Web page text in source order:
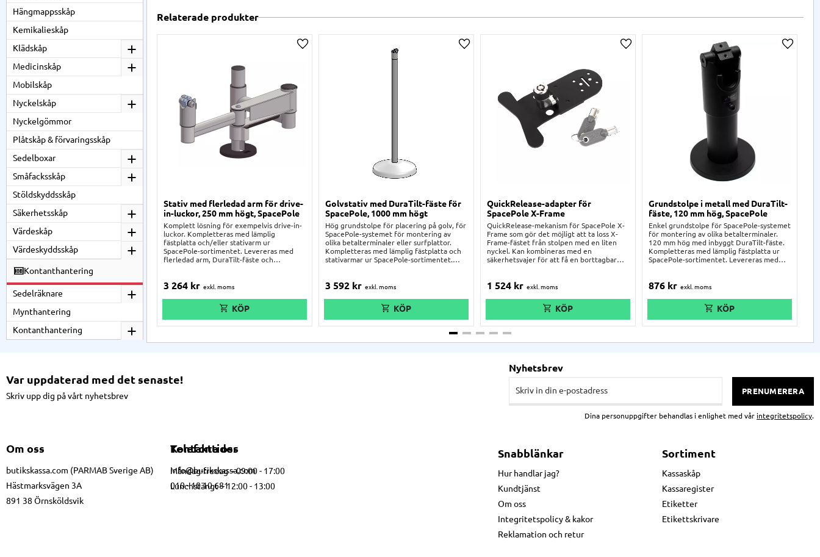
Relaterade produkter
Stativ med flerledad arm för drive-
in-luckor, 250 mm högt, SpacePole
Komplett lösning för exempelvis drive-in-
luckor. Kompletteras med lämplig
fästplatta och/eller stativarm ur
SpacePole-sortimentet. Levereras med
flerledad arm, DuraTilt-fäste och
behändligt dras genom röret.
3 264 kr
Lägg till i önskelista
Golvstativ med DuraTilt-fäste för
SpacePole, 1000 mm högt
Hög grundstolpe för placering på golv, för
SpacePole-systemet för montering av
olika betalterminaler eller surfplattor.
Kompletteras med lämplig fästplatta och
stativarmar ur SpacePole-sortimentet.
3 592 kr
Lägg till i önskelista
QuickRelease-adapter för
SpacePole X-Frame
QuickRelease-mekanism för SpacePole X-
Frame som gör det möjligt att ta loss X-
Frame-fästet från stolpen med en liten
nyckel. Kan kombineras med en
säkerhetsvajer för att få en borttagbar
1 524 kr
Lägg till i önskelista
Grundstolpe i metall med DuraTilt-
fäste, 120 mm hög, SpacePole
Enkel grundstolpe för SpacePole-systemet
för montering av olika betalterminaler.
120 mm hög med inbyggt DuraTilt-fäste.
Kompletteras med lämplig fästplatta ur
SpacePole-sortimentet. Levereras med
876 kr
Lägg
Hängmappsskåp
Kemikalieskåp
Klädskåp
Medicinskåp
Mobilskåp
Nyckelskåp
Nyckelgömmor
Plåtskåp & förvaringsskåp
Sedelboxar
Småfacksskåp
Stöldskyddsskåp
Säkerhetsskåp
Värdeskåp
Värdeskyddsskåp
Kontanthantering
Sedelräknare
Mynthantering
Kontanthantering
Var uppdaterad med det senaste!
Skriv upp dig på vårt nyhetsbrev
Nyhetsbrev
PRENUMERERA
Dina personuppgifter behandlas i enlighet med vår integritetspolicy.
Om oss
butikskassa.com (PARMAB Sverige AB)
Hästmarksvägen 3A
891 38 Örnsköldsvik
Kontakta oss
info@butikskassa.com
010 - 10 10 681
Telefontider
Måndag-fredag – 09:00 - 17:00
Lunchstängt – 12:00 - 13:00
Snabblänkar
Hur handlar jag?
Kundtjänst
Om oss
Integritetspolicy & kakor
Reklamation och retur
Sortiment
Kassaskåp
Kassaregister
Etiketter
Etikettskrivare